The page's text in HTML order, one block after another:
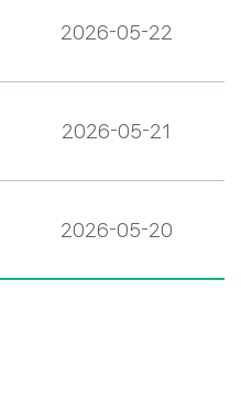
2026-05-22
2026-05-21
2026-05-20